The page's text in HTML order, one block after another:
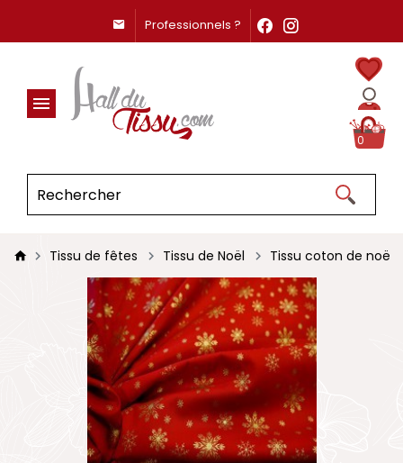
Professionnels ?
0
Tissu de fêtes Tissu de Noël Tissu coton de noël